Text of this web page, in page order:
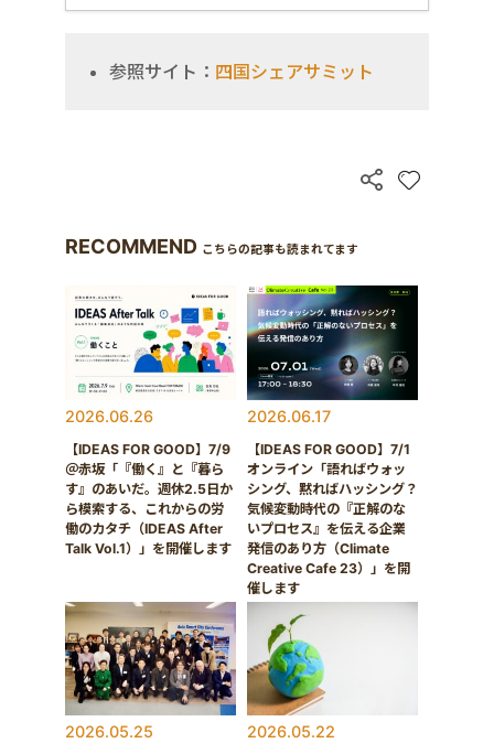
参照サイト： 四国シェアサミット
RECOMMEND こちらの記事も読まれてます
2026.06.26
【IDEAS FOR GOOD】7/9
＠赤坂「『働く』と『暮ら
す』のあいだ。週休2.5日か
ら模索する、これからの労
働のカタチ（IDEAS After
Talk Vol.1）」を開催します
2026.06.17
【IDEAS FOR GOOD】7/1
オンライン「語ればウォッ
シング、黙ればハッシング？
気候変動時代の『正解のな
いプロセス』を伝える企業
発信のあり方（Climate
Creative Cafe 23）」を開
催します
2026.05.25 2026.05.22